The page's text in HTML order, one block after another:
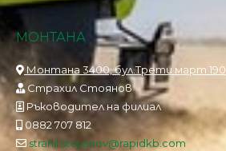
МОНТАНА
Монтана 3400, бул.Трети март 190
Страхил Стоянов
Ръководител на филиал
0882 707 812
strahil.stoyanov@rapidkb.com